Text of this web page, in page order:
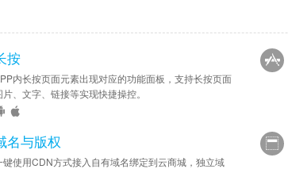
按
内长按页面元素出现对应的功能面板，支持长按页面
片、文字、链接等实现快捷操控。
名与版权
键使用CDN方式接入自有域名绑定到云商城，独立域